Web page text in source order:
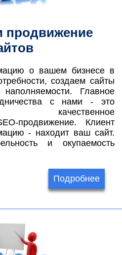
продвижение
о вашем бизнесе в
создаем сайты
Главное
с нами - это
качественное
продвижение. Клиент
- находит ваш сайт.
и окупаемость
Подробнее